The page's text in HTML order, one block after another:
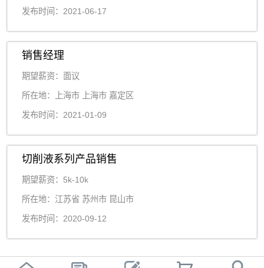
发布时间：2021-06-17
销售经理
期望薪资：面议
所在地：上海市 上海市 嘉定区
发布时间：2021-01-09
切削液系列产品销售
期望薪资：5k-10k
所在地：江苏省 苏州市 昆山市
发布时间：2020-09-12